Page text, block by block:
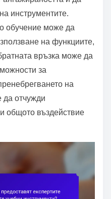
инструментите.
обучение може да
на функциите,
връзка може да
за
на
да отчужди
общото въздействие